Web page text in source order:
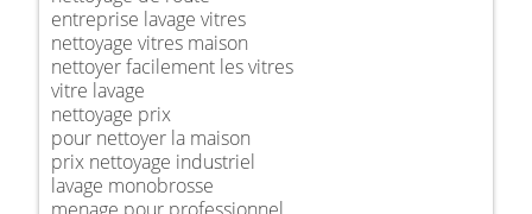
entreprise lavage vitres
nettoyage vitres maison
nettoyer facilement les vitres
vitre lavage
nettoyage prix
pour nettoyer la maison
prix nettoyage industriel
lavage monobrosse
menage pour professionnel